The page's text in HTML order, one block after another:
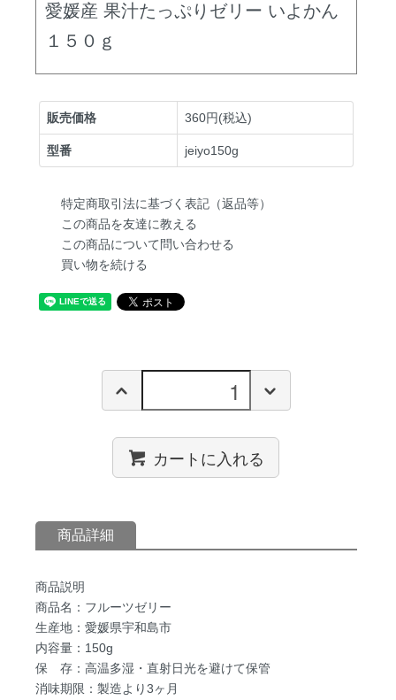
愛媛産 果汁たっぷりゼリー いよかん
１５０ｇ
販売価格 360円(税込)
型番 jeiyo150g
特定商取引法に基づく表記（返品等）
この商品を友達に教える
この商品について問い合わせる
買い物を続ける
カートに入れる
商品詳細
商品説明
商品名：フルーツゼリー
生産地：愛媛県宇和島市
内容量：150g
保 存：高温多湿・直射日光を避けて保管
消味期限：製造より3ヶ月